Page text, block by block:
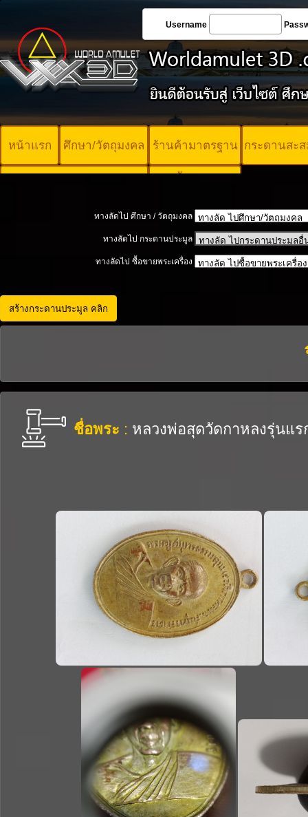
Username
หน้าแรก ศึกษา/วัตถุมงคล ร้านค้ามาตรฐาน กระดานสะ
บัตรพระ
ทางลัดไป ศึกษา / วัตถุมงคล
ทางลัดไป กระดานประมูล
ทางลัดไป ซื้อขายพระเครื่อง
ชื่อพระ : หลวงพ่อสุดวัดกาหลงรุ่นแร